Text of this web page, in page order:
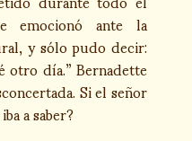
emocionó ante la
y sólo pudo decir:
otro día.” Bernadette
Si el señor
a saber?